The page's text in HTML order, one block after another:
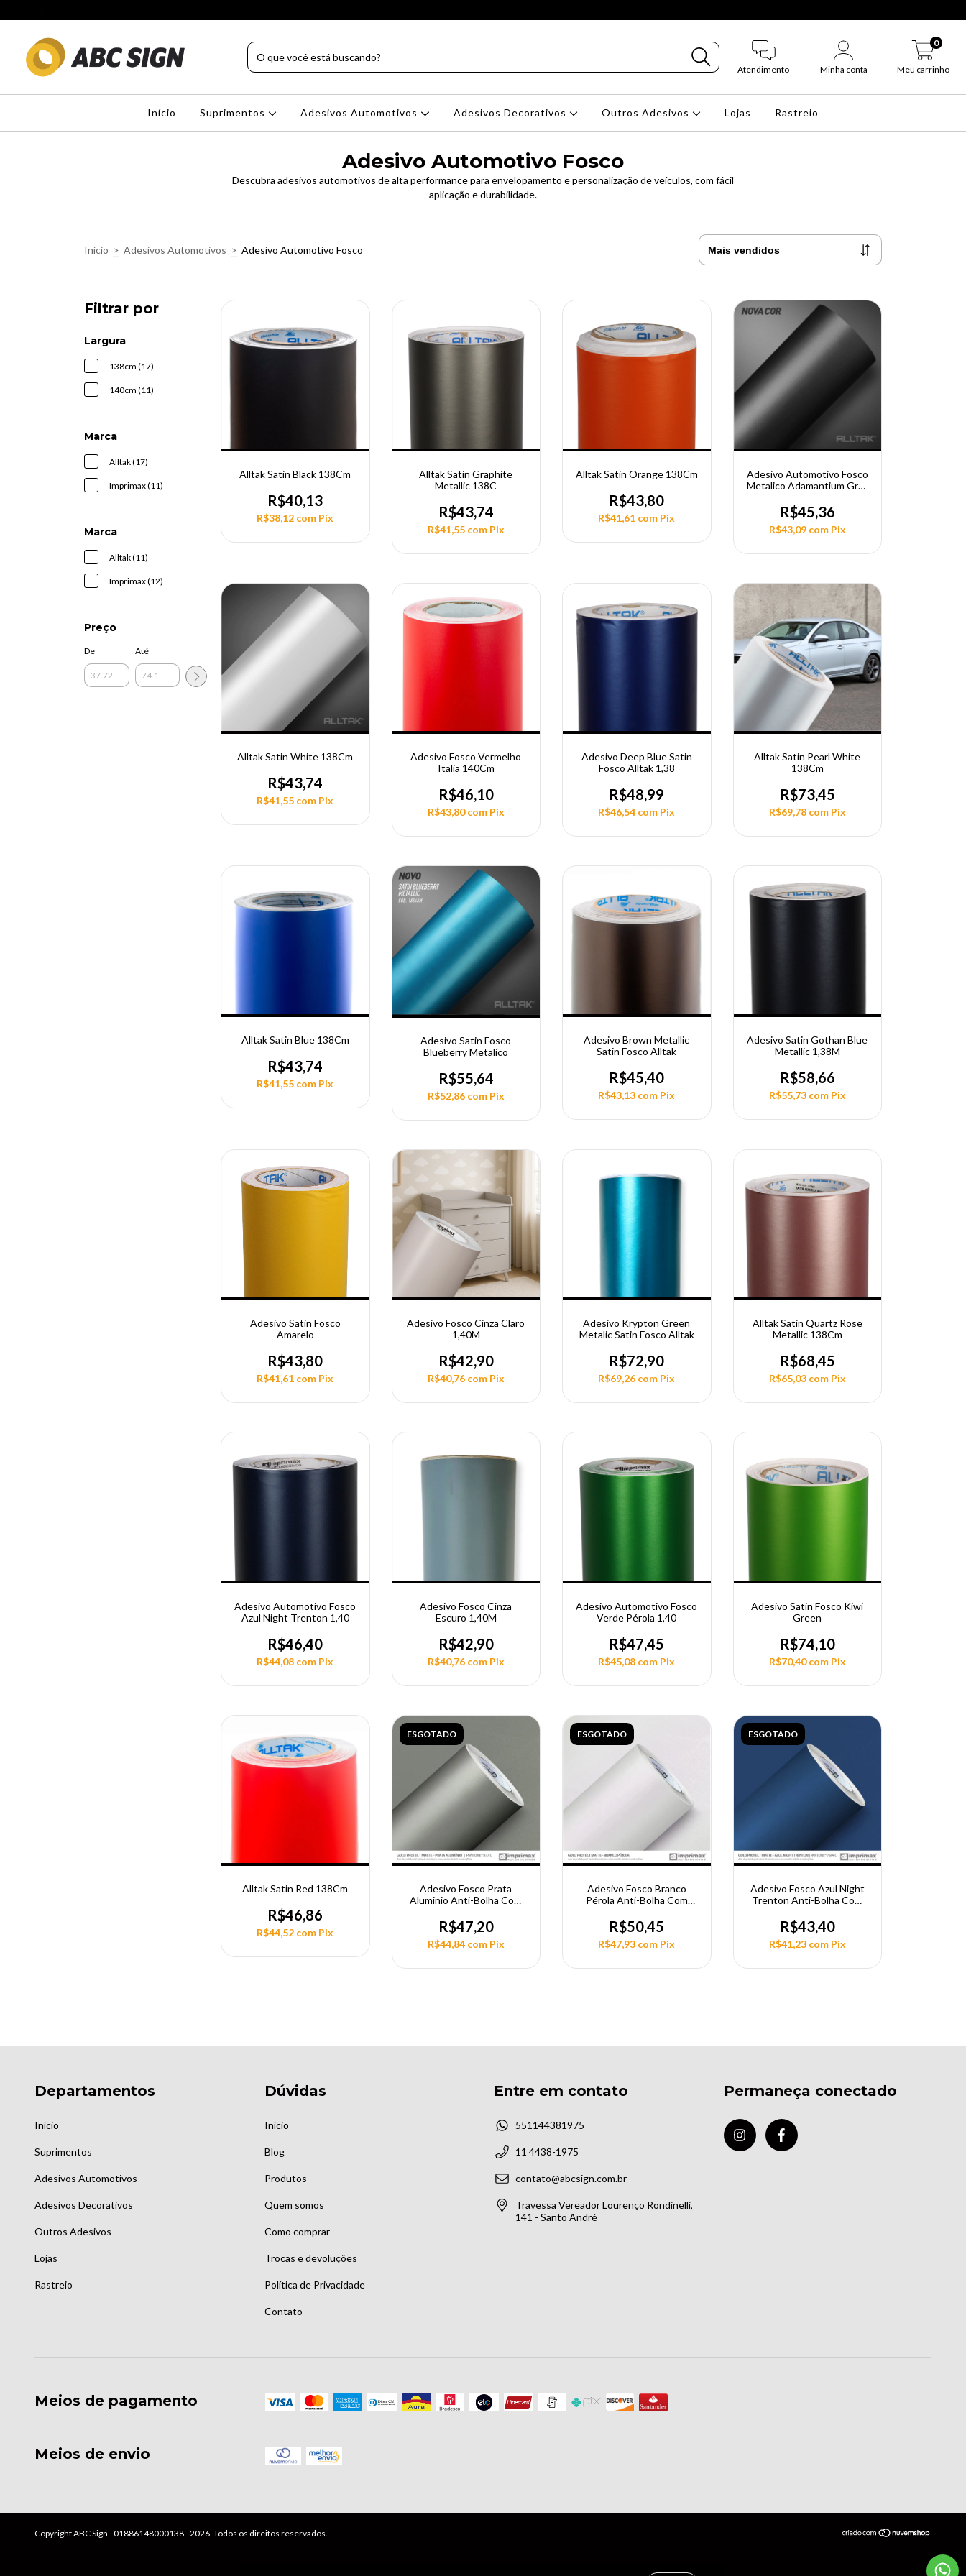
Atendimento Minha conta Meu carrinho
0
Início Suprimentos Adesivos Automotivos Adesivos Decorativos Outros Adesivos Lojas Rastreio
Adesivo Automotivo Fosco
Descubra adesivos automotivos de alta performance para envelopamento e personalização de veículos, com fácil
aplicação e durabilidade.
Início > Adesivos Automotivos > Adesivo Automotivo Fosco
Filtrar por
Largura
138cm (17)
140cm (11)
Marca
Alltak (17)
Imprimax (11)
Marca
Alltak (11)
Imprimax (12)
Preço
De Até
Alltak Satin Black 138Cm
R$40,13
R$38,12 com Pix
Alltak Satin Graphite
Metallic 138C
R$43,74
R$41,55 com Pix
Alltak Satin Orange 138Cm
R$43,80
R$41,61 com Pix
Adesivo Automotivo Fosco
Metalico Adamantium Gray
R$45,36
R$43,09 com Pix
Alltak Satin White 138Cm
R$43,74
R$41,55 com Pix
Adesivo Fosco Vermelho
Italia 140Cm
R$46,10
R$43,80com Pix
Adesivo Deep Blue Satin
Fosco Alltak 1,38
R$48,99
R$46,54 com Pix
Alltak Satin Pearl White
138Cm
R$73,45
R$69,78 com Pix
Alltak Satin Blue 138Cm
R$43,74
R$41,55 com Pix
Adesivo Satin Fosco
Blueberry Metalico
R$55,64
R$52,86 com Pix
Adesivo Brown Metallic
Satin Fosco Alltak
R$45,40
R$43,13 com Pix
Adesivo Satin Gothan Blue
Metallic 1,38M
R$58,66
R$55,73 com Pix
Adesivo Satin Fosco
Amarelo
R$43,80
R$41,61 com Pix
Adesivo Fosco Cinza Claro
1,40M
R$42,90
R$40,76 com Pix
Adesivo Krypton Green
Metalic Satin Fosco Alltak
R$72,90
R$69,26 com Pix
Alltak Satin Quartz Rose
Metallic 138Cm
R$68,45
R$65,03 com Pix
Adesivo Automotivo Fosco
Azul Night Trenton 1,40
R$46,40
R$44,08 com Pix
Adesivo Fosco Cinza
Escuro 1,40M
R$42,90
R$40,76 com Pix
Adesivo Automotivo Fosco
Verde Pérola 1,40
R$47,45
R$45,08 com Pix
Adesivo Satin Fosco Kiwi
Green
R$74,10
R$70,40com Pix
Alltak Satin Red 138Cm
R$46,86
R$44,52 com Pix
ESGOTADO
Adesivo Fosco Prata
Aluminio Anti-Bolha Com
R$47,20
R$44,84 com Pix
ESGOTADO
Adesivo Fosco Branco
Pérola Anti-Bolha Com
R$50,45
R$47,93 com Pix
ESGOTADO
Adesivo Fosco Azul Night
Trenton Anti-Bolha Com
R$43,40
R$41,23 com Pix
Departamentos
Início
Suprimentos
Adesivos Automotivos
Adesivos Decorativos
Outros Adesivos
Lojas
Rastreio
Dúvidas
Início
Blog
Produtos
Quem somos
Como comprar
Trocas e devoluções
Política de Privacidade
Contato
Entre em contato
551144381975
11 4438-1975
contato@abcsign.com.br
Travessa Vereador Lourenço Rondinelli,
141 - Santo André
Permaneça conectado
Meios de pagamento
Meios de envio
Copyright ABC Sign - 01886148000138 - 2026. Todos os direitos reservados.